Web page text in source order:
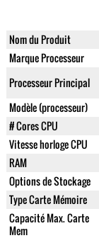
Nom du Produit
Marque Processeur
Processeur Principal
Modèle (processeur)
# Cores CPU
Vitesse horloge CPU
RAM
Options de Stockage
Type Carte Mémoire
Capacité Max. Carte
Mem